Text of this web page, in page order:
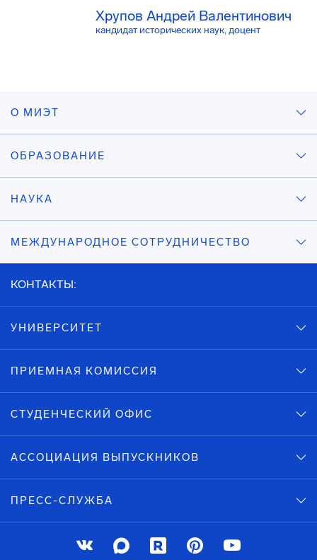
Хрупов Андрей Валентинович
кандидат исторических наук, доцент
О МИЭТ
ОБРАЗОВАНИЕ
НАУКА
МЕЖДУНАРОДНОЕ СОТРУДНИЧЕСТВО
КОНТАКТЫ:
УНИВЕРСИТЕТ
ПРИЕМНАЯ КОМИССИЯ
СТУДЕНЧЕСКИЙ ОФИС
АССОЦИАЦИЯ ВЫПУСКНИКОВ
ПРЕСС-СЛУЖБА